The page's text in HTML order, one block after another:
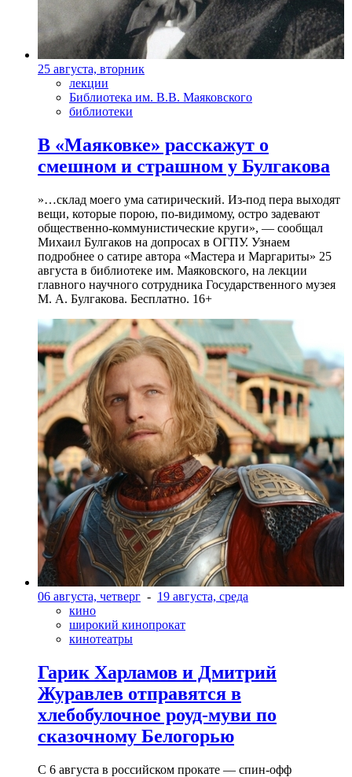
25 августа, вторник
лекции
Библиотека им. В.В. Маяковского
библиотеки
В «Маяковке» расскажут о
смешном и страшном у Булгакова
»…склад моего ума сатирический. Из-под пера выходят
вещи, которые порою, по-видимому, остро задевают
общественно-коммунистические круги», — сообщал
Михаил Булгаков на допросах в ОГПУ. Узнаем
подробнее о сатире автора «Мастера и Маргариты» 25
августа в библиотеке им. Маяковского, на лекции
главного научного сотрудника Государственного музея
М. А. Булгакова. Бесплатно. 16+
06 августа, четверг - 19 августа, среда
кино
широкий кинопрокат
кинотеатры
Гарик Харламов и Дмитрий
Журавлев отправятся в
хлебобулочное роуд-муви по
сказочному Белогорью
С 6 августа в российском прокате — спин-офф